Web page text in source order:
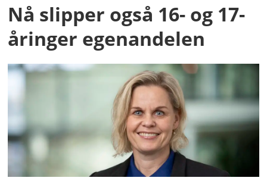
Nå slipper også 16- og 17-
åringer egenandelen